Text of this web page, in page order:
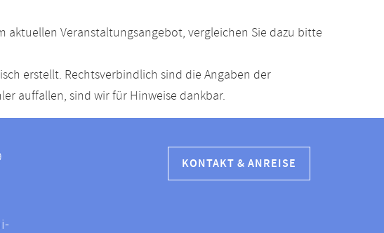
Veranstaltungsangebot, vergleichen Sie dazu bitte
erstellt. Rechtsverbindlich sind die Angaben der
auffallen, sind wir für Hinweise dankbar.
KONTAKT & ANREISE